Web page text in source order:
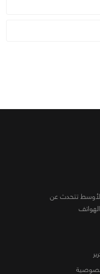
الأوسط تتحدث عن